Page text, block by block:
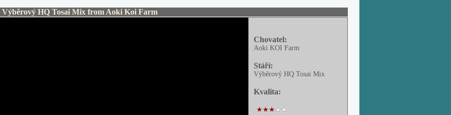
HQ Tosai Mix from Aoki Koi Farm
Chovatel:
Aoki KOI Farm
Stáří:
Výběrový HQ Tosai Mix
Kvalita: